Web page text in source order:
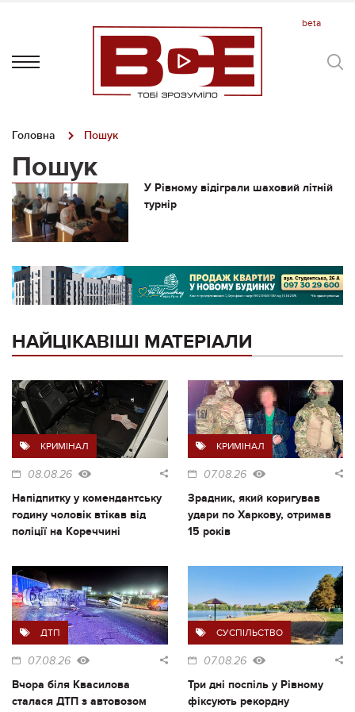
Головна Пошук
Пошук
У Рівному відіграли шаховий літній
турнір
НАЙЦІКАВІШІ МАТЕРІАЛИ
КРИМІНАЛ
08.08.26
Напідпитку у комендантську
годину чоловік втікав від
поліції на Кореччині
КРИМІНАЛ
07.08.26
Зрадник, який коригував
удари по Харкову, отримав
15 років
ДТП
07.08.26
Вчора біля Квасилова
сталася ДТП з автовозом
СУСПІЛЬСТВО
07.08.26
Три дні поспіль у Рівному
фіксують рекордну